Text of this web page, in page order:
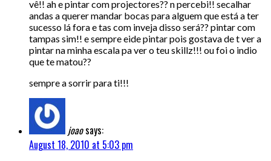
vê!! ah e pintar com projectores?? n percebi!! secalhar
andas a querer mandar bocas para alguem que está a ter
sucesso lá fora e tas com inveja disso será?? pintar com
tampas sim!! e sempre eide pintar pois gostava de t ver a
pintar na minha escala pa ver o teu skillz!!! ou foi o indio
que te matou??
sempre a sorrir para ti!!!
joaosays:
August 18, 2010 at 5:03 pm